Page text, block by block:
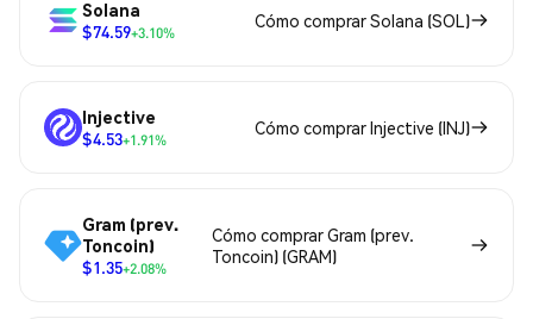
Solana
$74.59+3.10%
Cómo comprar Solana (SOL)
Injective
$4.53+1.91%
Cómo comprar Injective (INJ)
Gram (prev.
Toncoin)
$1.35+2.08%
Cómo comprar Gram (prev.
Toncoin) (GRAM)